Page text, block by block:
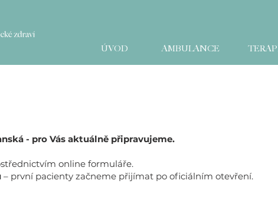
ÚVOD AMBULANCE
- pro Vás aktuálně připravujeme.
online formuláře.
– první pacienty začneme přijímat po oficiálním otevření.